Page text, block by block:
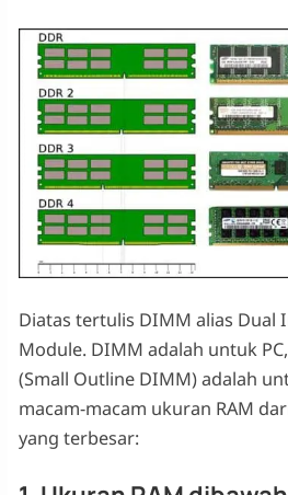
Diatas tertulis DIMM alias Dual
Module. DIMM adalah untuk
(Small Outline DIMM) adalah
macam-macam ukuran RAM
yang terbesar: